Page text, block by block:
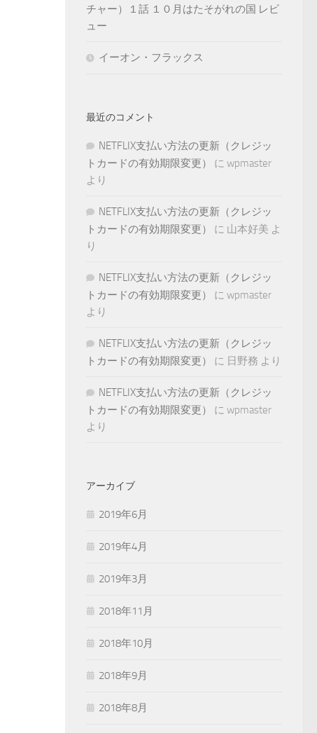
チャー）１話 １０月はたそがれの国 レビ
ュー
イーオン・フラックス
最近のコメント
NETFLIX支払い方法の更新（クレジッ
トカードの有効期限変更）
に wpmaster
より
NETFLIX支払い方法の更新（クレジッ
トカードの有効期限変更）
に 山本好美 よ
り
NETFLIX支払い方法の更新（クレジッ
トカードの有効期限変更）
に wpmaster
より
NETFLIX支払い方法の更新（クレジッ
トカードの有効期限変更）
に 日野務 より
NETFLIX支払い方法の更新（クレジッ
トカードの有効期限変更）
に wpmaster
より
アーカイブ
2019年6月
2019年4月
2019年3月
2018年11月
2018年10月
2018年9月
2018年8月